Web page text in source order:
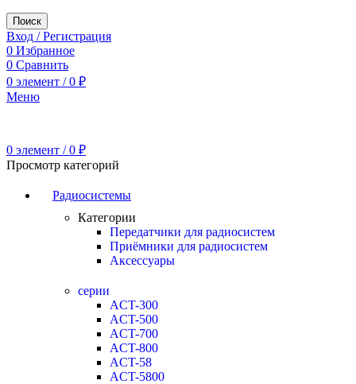
Поиск
Вход / Регистрация
0 Избранное
0 Сравнить
0 элемент / 0 ₽
Меню
0 элемент / 0 ₽
Просмотр категорий
Радиосистемы
Категории
Передатчики для радиосистем
Приёмники для радиосистем
Аксессуары
серии
ACT-300
ACT-500
ACT-700
ACT-800
ACT-58
ACT-5800